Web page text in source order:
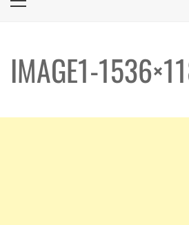
Primary
IMAGE1-